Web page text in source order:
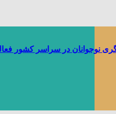
نوجوانان در سراسر کشور